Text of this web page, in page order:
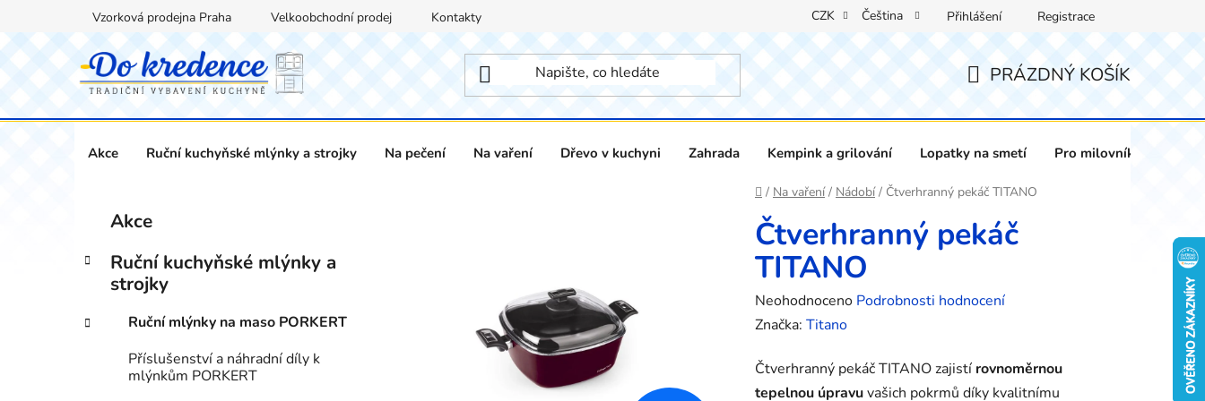
obsah
Vzorková prodejna Praha Velkoobchodní prodej Kontakty CZK Čeština Přihlášení Registrace
NÁKUPNÍ
PRÁZDNÝ KOŠÍK
Akce Ruční kuchyňské mlýnky a strojky Na pečení Na vaření Dřevo v kuchyni Zahrada Kempink a grilování Lopatky na smetí Pro milovníky vína
Domů
/ Na vaření / Nádobí / Čtverhranný pekáč TITANO
s
a
Přeskočit
kategorie
e
r
Akce
Ruční kuchyňské mlýnky a
strojky
Ruční mlýnky na maso PORKERT
Příslušenství a náhradní díly k
mlýnkům PORKERT
Čtverhranný pekáč
TITANO
Průměrné
hodnocení
je
0,0
Neohodnoceno Podrobnosti hodnocení
Značka: Titano
Čtverhranný pekáč TITANO zajistí rovnoměrnou
tepelnou úpravuvašich pokrmů díky kvalitnímu